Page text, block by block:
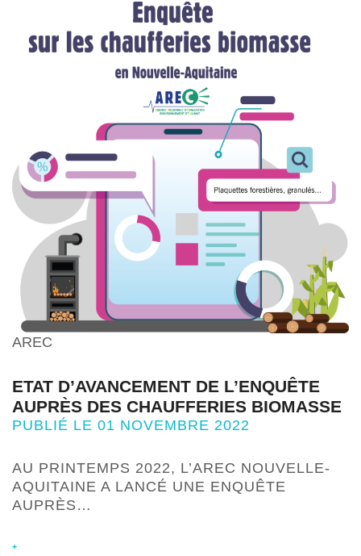
AREC
ETAT D’AVANCEMENT DE L’ENQUÊTE
AUPRÈS DES CHAUFFERIES BIOMASSE
PUBLIÉ LE 01 NOVEMBRE 2022
AU PRINTEMPS 2022, L’AREC NOUVELLE-
AQUITAINE A LANCÉ UNE ENQUÊTE
AUPRÈS…
+